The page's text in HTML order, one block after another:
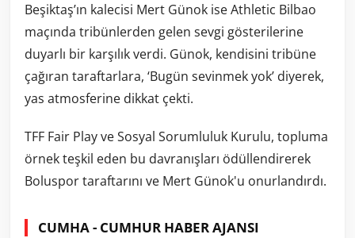
Beşiktaş’ın kalecisi Mert Günok ise Athletic Bilbao
maçında tribünlerden gelen sevgi gösterilerine
duyarlı bir karşılık verdi. Günok, kendisini tribüne
çağıran taraftarlara, ‘Bugün sevinmek yok’ diyerek,
yas atmosferine dikkat çekti.
TFF Fair Play ve Sosyal Sorumluluk Kurulu, topluma
örnek teşkil eden bu davranışları ödüllendirerek
Boluspor taraftarını ve Mert Günok'u onurlandırdı.
CUMHA - CUMHUR HABER AJANSI